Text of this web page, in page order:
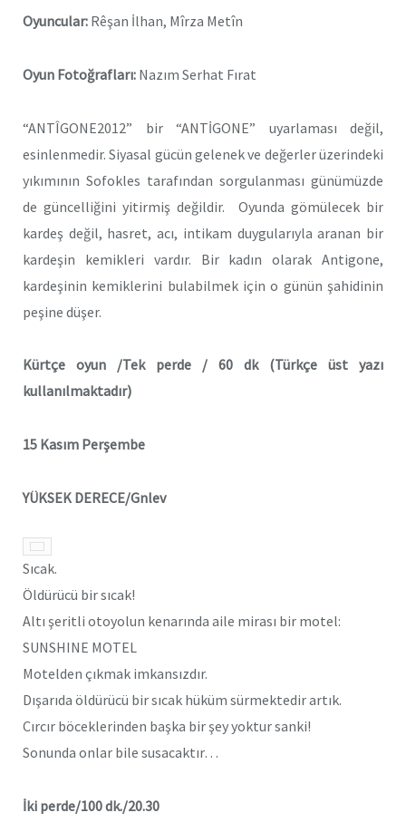
Oyuncular: Rêşan İlhan, Mîrza Metîn
Oyun Fotoğrafları: Nazım Serhat Fırat
“ANTÎGONE2012” bir “ANTİGONE” uyarlaması değil,
esinlenmedir. Siyasal gücün gelenek ve değerler üzerindeki
yıkımının Sofokles tarafından sorgulanması günümüzde
de güncelliğini yitirmiş değildir. Oyunda gömülecek bir
kardeş değil, hasret, acı, intikam duygularıyla aranan bir
kardeşin kemikleri vardır. Bir kadın olarak Antigone,
kardeşinin kemiklerini bulabilmek için o günün şahidinin
peşine düşer.
Kürtçe oyun /Tek perde / 60 dk
(Türkçe üst yazı
kullanılmaktadır)
15 Kasım Perşembe
YÜKSEK DERECE/Gnlev
Sıcak.
Öldürücü bir sıcak!
Altı şeritli otoyolun kenarında aile mirası bir motel:
SUNSHINE MOTEL
Motelden çıkmak imkansızdır.
Dışarıda öldürücü bir sıcak hüküm sürmektedir artık.
Cırcır böceklerinden başka bir şey yoktur sanki!
Sonunda onlar bile susacaktır…
İki perde/100 dk./20.30